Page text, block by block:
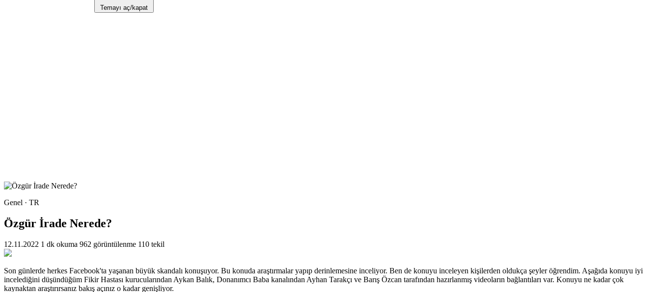
Temayı aç/kapat
Genel · TR
Özgür İrade Nerede?
12.11.2022 1 dk okuma 962 görüntülenme 110 tekil
Son günlerde herkes Facebook'ta yaşanan büyük skandalı konuşuyor. Bu konuda araştırmalar yapıp derinlemesine inceliyor. Ben de konuyu inceleyen kişilerden oldukça şeyler öğrendim. Aşağıda konuyu iyi
incelediğini düşündüğüm Fikir Hastası kurucularından Aykan Balık, Donanımcı Baba kanalından Ayhan Tarakçı ve Barış Özcan tarafından hazırlanmış videoların bağlantıları var. Konuyu ne kadar çok
kaynaktan araştırırsanız bakış açınız o kadar genişliyor.